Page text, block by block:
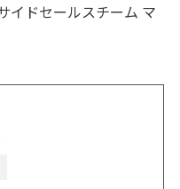
ドセールスチーム マ